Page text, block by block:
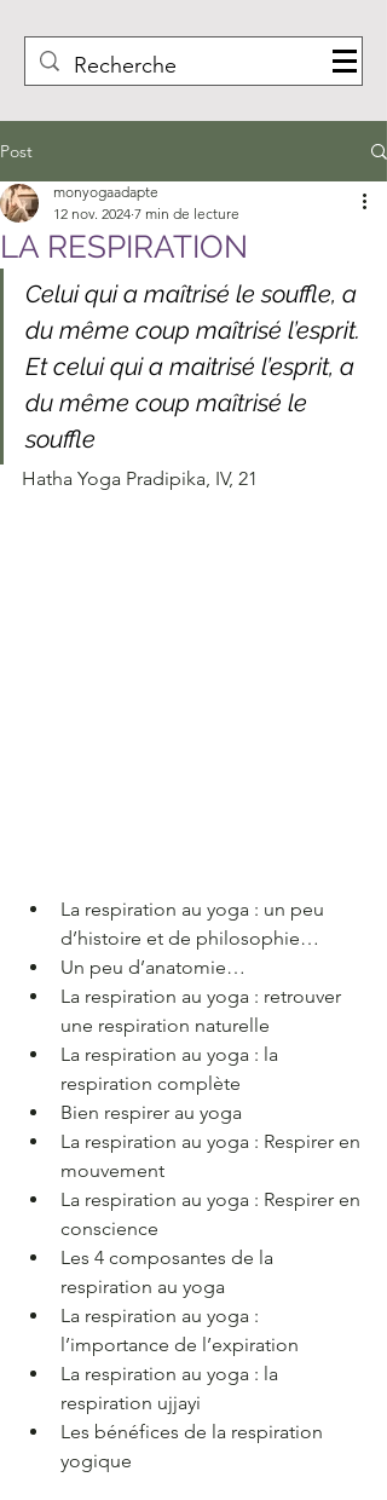
Post
LA RESPIRATION
monyogaadapte
12 nov. 2024 7 min de lecture
Celui qui a maîtrisé le souffle, a
du même coup maîtrisé l’esprit.
Et celui qui a maitrisé l’esprit, a
du même coup maîtrisé le
souffle
Hatha Yoga Pradipika, IV, 21
La respiration au yoga : un peu
d’histoire et de philosophie…
Un peu d’anatomie…
La respiration au yoga : retrouver
une respiration naturelle
La respiration au yoga : la
respiration complète
Bien respirer au yoga
La respiration au yoga : Respirer en
mouvement
La respiration au yoga : Respirer en
conscience
Les 4 composantes de la
respiration au yoga
La respiration au yoga :
l’importance de l’expiration
La respiration au yoga : la
respiration ujjayi
Les bénéfices de la respiration
yogique